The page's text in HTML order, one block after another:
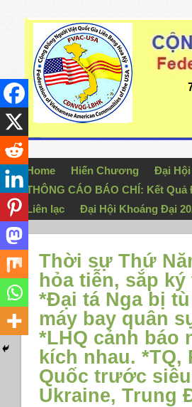
Home Hiến Chương Đại Hội
THÔNG CÁO BÁO CHÍ: Kết
Liên lạc
Đại Hội Khoáng Đại
Thời sự Thứ
hỏa tiễn, sắp
*Đại tá Nga bị
máy bay quân
*LHQ cảnh báo
kích nhau.
Quốc trước
Ukraine, Trung